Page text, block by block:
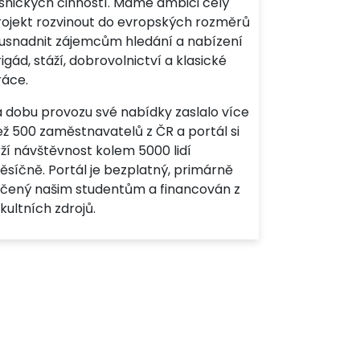
rozvinout do evropských rozměrů
zájemcům hledání a nabízení
stáží, dobrovolnictví a klasické
dobu provozu své nabídky zaslalo více
500 zaměstnavatelů z ČR a portál si
návštěvnost kolem 5000 lidí
Portál je bezplatný, primárně
našim studentům a financován z
zdrojů.